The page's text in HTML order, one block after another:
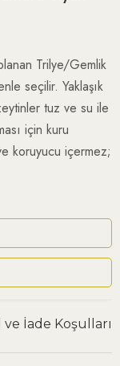
Trilye/Gemlik
seçilir. Yaklaşık
tuz ve su ile
için kuru
koruyucu içermez;
İade Koşulları